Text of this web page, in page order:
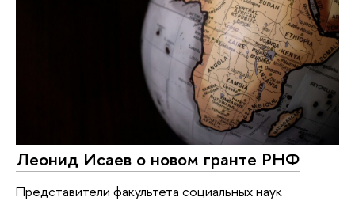
Леонид Исаев о новом гранте РНФ
Представители факультета социальных наук